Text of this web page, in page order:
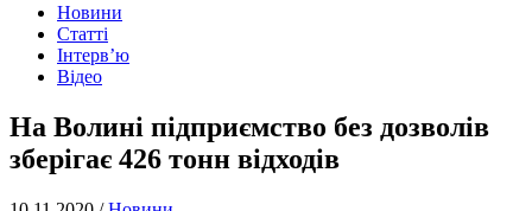
Новини
Статті
Інтерв’ю
Відео
На Волині підприємство без дозволів
зберігає 426 тонн відходів